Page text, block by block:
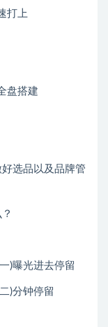
打上
盘搭建
选品以及品牌管
)曝光进去停留
)分钟停留